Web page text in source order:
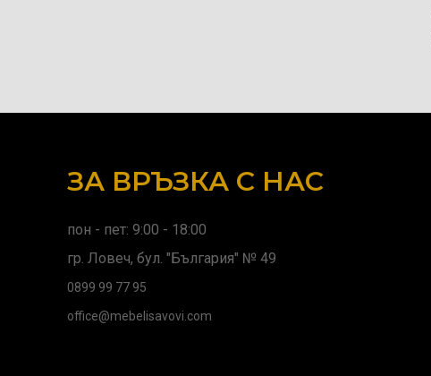
ЗА ВРЪЗКА С НАС
пон - пет: 9:00 - 18:00
гр. Ловеч, бул. "България" № 49
0899 99 77 95
office@mebelisavovi.com